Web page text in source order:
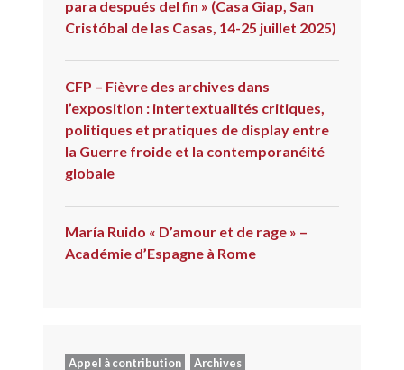
para después del fin » (Casa Giap, San
Cristóbal de las Casas, 14-25 juillet 2025)
CFP – Fièvre des archives dans
l’exposition : intertextualités critiques,
politiques et pratiques de display entre
la Guerre froide et la contemporanéité
globale
María Ruido « D’amour et de rage » –
Académie d’Espagne à Rome
Appel à contribution
Archives